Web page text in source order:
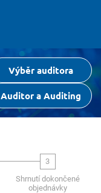
Výběr auditora
Auditor a Auditing
3
Shrnutí dokončené
objednávky